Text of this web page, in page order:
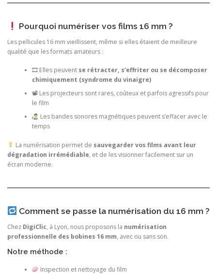
Pourquoi numériser vos films 16 mm ?
Les pellicules 16 mm vieillissent, même si elles étaient de meilleure
qualité que les formats amateurs :
🎞 Elles peuvent se rétracter, s’effriter ou se décomposer
chimiquement (syndrome du vinaigre)
📽 Les projecteurs sont rares, coûteux et parfois agressifs pour
le film
Les bandes sonores magnétiques peuvent s’effacer avec le
temps
La numérisation permet de sauvegarder vos films avant leur
dégradation irrémédiable, et de les visionner facilement sur un
écran moderne.
Comment se passe la numérisation du 16 mm ?
Chez DigiClic, à Lyon, nous proposons la numérisation
professionnelle des bobines 16 mm, avec ou sans son.
Notre méthode :
Inspection et nettoyage du film